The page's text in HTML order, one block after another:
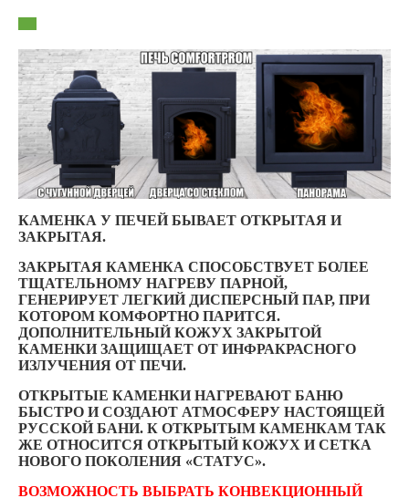
КАМЕНКА У ПЕЧЕЙ БЫВАЕТ ОТКРЫТАЯ И
ЗАКРЫТАЯ.
ЗАКРЫТАЯ КАМЕНКА СПОСОБСТВУЕТ БОЛЕЕ
ТЩАТЕЛЬНОМУ НАГРЕВУ ПАРНОЙ,
ГЕНЕРИРУЕТ ЛЕГКИЙ ДИСПЕРСНЫЙ ПАР, ПРИ
КОТОРОМ КОМФОРТНО ПАРИТСЯ.
ДОПОЛНИТЕЛЬНЫЙ КОЖУХ ЗАКРЫТОЙ
КАМЕНКИ ЗАЩИЩАЕТ ОТ ИНФРАКРАСНОГО
ИЗЛУЧЕНИЯ ОТ ПЕЧИ.
ОТКРЫТЫЕ КАМЕНКИ НАГРЕВАЮТ БАНЮ
БЫСТРО И СОЗДАЮТ АТМОСФЕРУ НАСТОЯЩЕЙ
РУССКОЙ БАНИ. К ОТКРЫТЫМ КАМЕНКАМ ТАК
ЖЕ ОТНОСИТСЯ ОТКРЫТЫЙ КОЖУХ И СЕТКА
НОВОГО ПОКОЛЕНИЯ «СТАТУС».
ВОЗМОЖНОСТЬ ВЫБРАТЬ КОНВЕКЦИОННЫЙ